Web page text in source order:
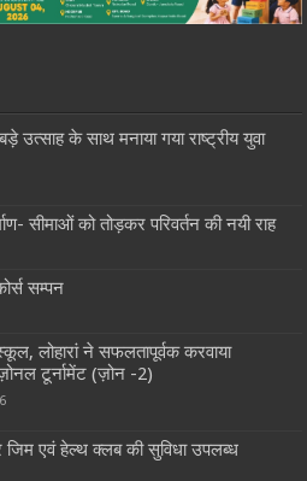
के साथ मनाया गया राष्ट्रीय युवा
सीमाओं को तोड़कर परिवर्तन की नयी राह
सम्पन
लोहारां ने सफलतापूर्वक करवाया
ज़ोनल टूर्नामेंट (ज़ोन -2)
एवं हेल्थ क्लब की सुविधा उपलब्ध